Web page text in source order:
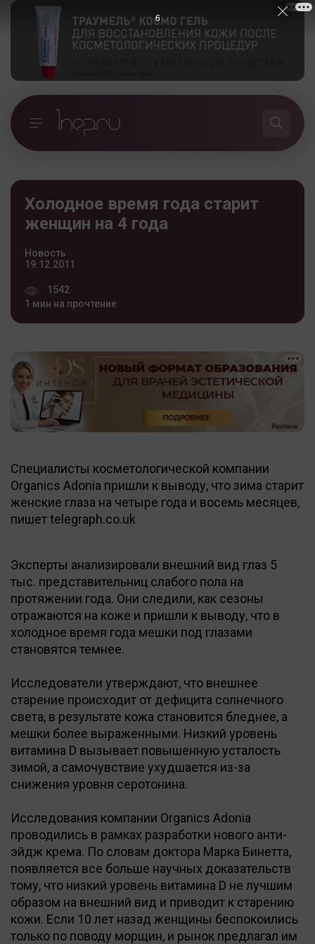
Холодное время года старит
женщин на 4 года
Новость
19.12.2011
1542
1 мин на прочтение
Специалисты косметологической компании
Organics Adonia пришли к выводу, что зима старит
женские глаза на четыре года и восемь месяцев,
пишет telegraph.co.uk
Эксперты анализировали внешний вид глаз 5
тыс. представительниц слабого пола на
протяжении года. Они следили, как сезоны
отражаются на коже и пришли к выводу, что в
холодное время года мешки под глазами
становятся темнее.
Исследователи утверждают, что внешнее
старение происходит от дефицита солнечного
света, в результате кожа становится бледнее, а
мешки более выраженными. Низкий уровень
витамина D вызывает повышенную усталость
зимой, а самочувствие ухудшается из-за
снижения уровня серотонина.
Исследования компании Organics Adonia
проводились в рамках разработки нового анти-
эйдж крема. По словам доктора Марка Бинетта,
появляется все больше научных доказательств
тому, что низкий уровень витамина D не лучшим
образом на внешний вид и приводит к старению
кожи. Если 10 лет назад женщины беспокоились
только по поводу морщин, и рынок предлагал им
5